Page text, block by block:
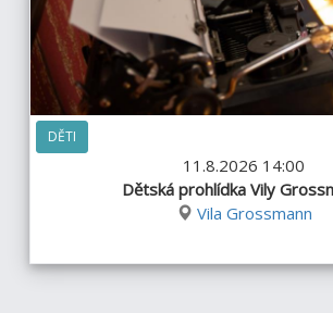
DĚTI
11.8.2026 14:00
Dětská prohlídka Vily
Vila Grossmann